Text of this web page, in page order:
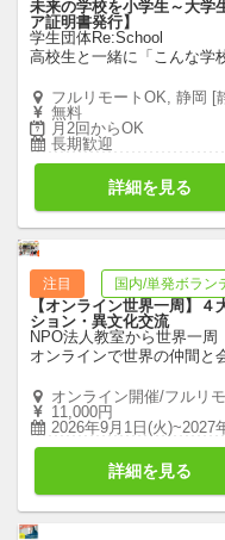
未来の学校を小学生～大学
ア証明書発行】
学生団体Re:School
高校生と一緒に「こんな学
フルリモートOK, 静岡 [
無料
月2回からOK
長期歓迎
詳細を見る
注目 国内/単発ボラン
【オンライン世界一周】
ション・異文化交流
NPO法人教室から世界一周
オンラインで世界の仲間と
オンライン開催/フルリ
11,000円
2026年9月1日(火)~2027
詳細を見る